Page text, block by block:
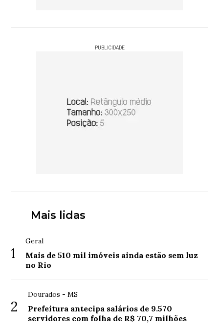
PUBLICIDADE
Mais lidas
1
Geral
Mais de 510 mil imóveis ainda estão sem luz
no Rio
2
Dourados - MS
Prefeitura antecipa salários de 9.570
servidores com folha de R$ 70,7 milhões